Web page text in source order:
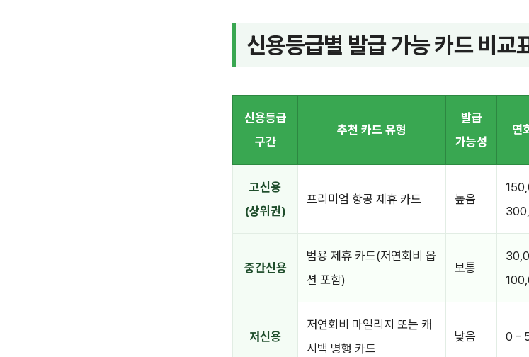
신용등급별 발급 가능 카드 비교
신용등급
구간
추천 카드 유형
발급
가능성
연
고신용
(상위권)
프리미엄 항공 제휴 카드 높음
중간신용
범용 제휴 카드(저연회비 옵
션 포함)
보통
저신용
저연회비 마일리지 또는 캐
시백 병행 카드
낮음 0 –